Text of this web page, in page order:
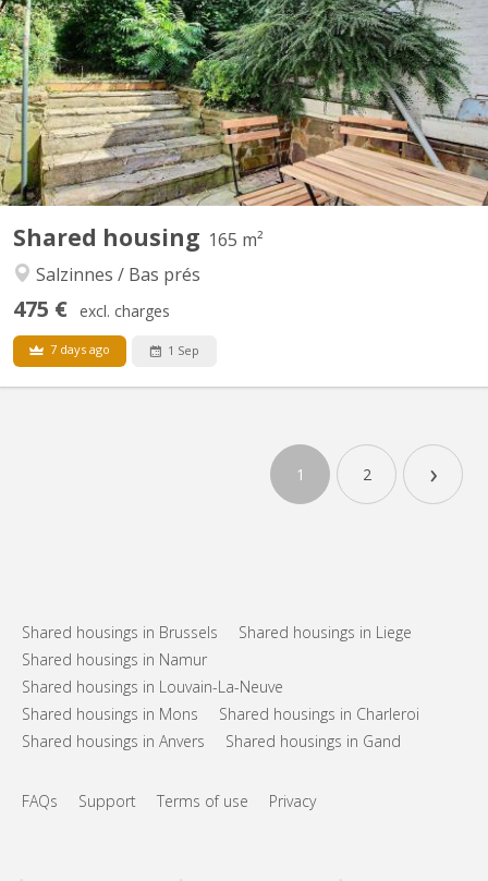
Shared housing 165 m²
Salzinnes / Bas prés
475 € excl. charges
7 days ago 1 Sep
Colocation rénovée à Salzinnes (Namur) - IL RESTE 1 grande
chambre disponible. Maison entièrement rénovée en 2023 (PEB
C), située Avenue de Marlagne 77, à deux pas de la Clinique
Sainte-Elisabeth, du département paramédical Hénallux et à
quelques minutes du centre-ville. ✨ La maison (165 m²)...
1 2 ›
Shared housings in Brussels
Shared housings in Liege
Shared housings in Namur
Shared housings in Louvain-La-Neuve
Shared housings in Mons
Shared housings in Charleroi
Shared housings in Anvers
Shared housings in Gand
FAQs Support Terms of use Privacy